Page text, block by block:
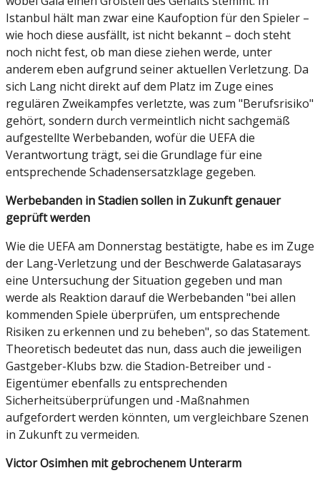
Istanbul hält man zwar eine Kaufoption für den Spieler –
wie hoch diese ausfällt, ist nicht bekannt – doch steht
noch nicht fest, ob man diese ziehen werde, unter
anderem eben aufgrund seiner aktuellen Verletzung. Da
sich Lang nicht direkt auf dem Platz im Zuge eines
regulären Zweikampfes verletzte, was zum "Berufsrisiko"
gehört, sondern durch vermeintlich nicht sachgemäß
aufgestellte Werbebanden, wofür die UEFA die
Verantwortung trägt, sei die Grundlage für eine
entsprechende Schadensersatzklage gegeben.
Werbebanden in Stadien sollen in Zukunft genauer
geprüft werden
Wie die UEFA am Donnerstag bestätigte, habe es im Zuge
der Lang-Verletzung und der Beschwerde Galatasarays
eine Untersuchung der Situation gegeben und man
werde als Reaktion darauf die Werbebanden "bei allen
kommenden Spiele überprüfen, um entsprechende
Risiken zu erkennen und zu beheben", so das Statement.
Theoretisch bedeutet das nun, dass auch die jeweiligen
Gastgeber-Klubs bzw. die Stadion-Betreiber und -
Eigentümer ebenfalls zu entsprechenden
Sicherheitsüberprüfungen und -Maßnahmen
aufgefordert werden könnten, um vergleichbare Szenen
in Zukunft zu vermeiden.
Victor Osimhen mit gebrochenem Unterarm